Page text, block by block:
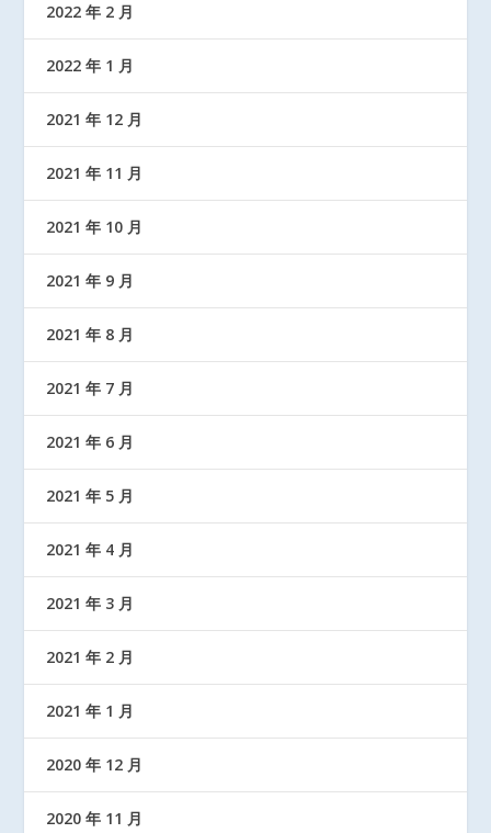
2022 年 2 月
2022 年 1 月
2021 年 12 月
2021 年 11 月
2021 年 10 月
2021 年 9 月
2021 年 8 月
2021 年 7 月
2021 年 6 月
2021 年 5 月
2021 年 4 月
2021 年 3 月
2021 年 2 月
2021 年 1 月
2020 年 12 月
2020 年 11 月